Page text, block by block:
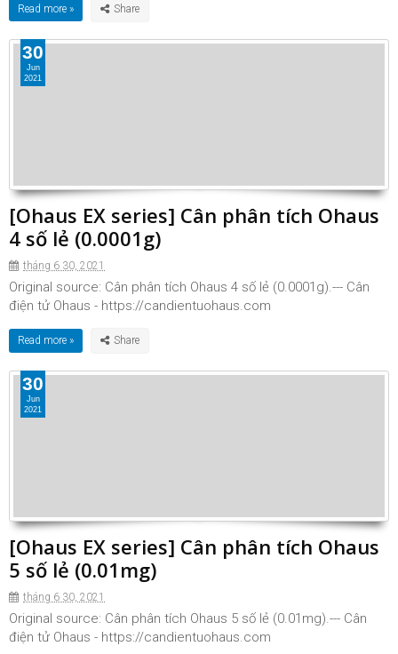
Read more »
[Ohaus EX series] Cân phân tích Ohaus
4 số lẻ (0.0001g)
tháng 6 30, 2021
Original source: Cân phân tích Ohaus 4 số lẻ (0.0001g).--- Cân
điện tử Ohaus - https://candientuohaus.com
Read more »
30
Jun
2021
[Ohaus EX series] Cân phân tích Ohaus
5 số lẻ (0.01mg)
tháng 6 30, 2021
Original source: Cân phân tích Ohaus 5 số lẻ (0.01mg).--- Cân
điện tử Ohaus - https://candientuohaus.com
30
Jun
2021